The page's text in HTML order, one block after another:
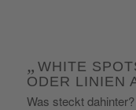
„ WHITE
DER LINIEN
Was steckt dahinter?